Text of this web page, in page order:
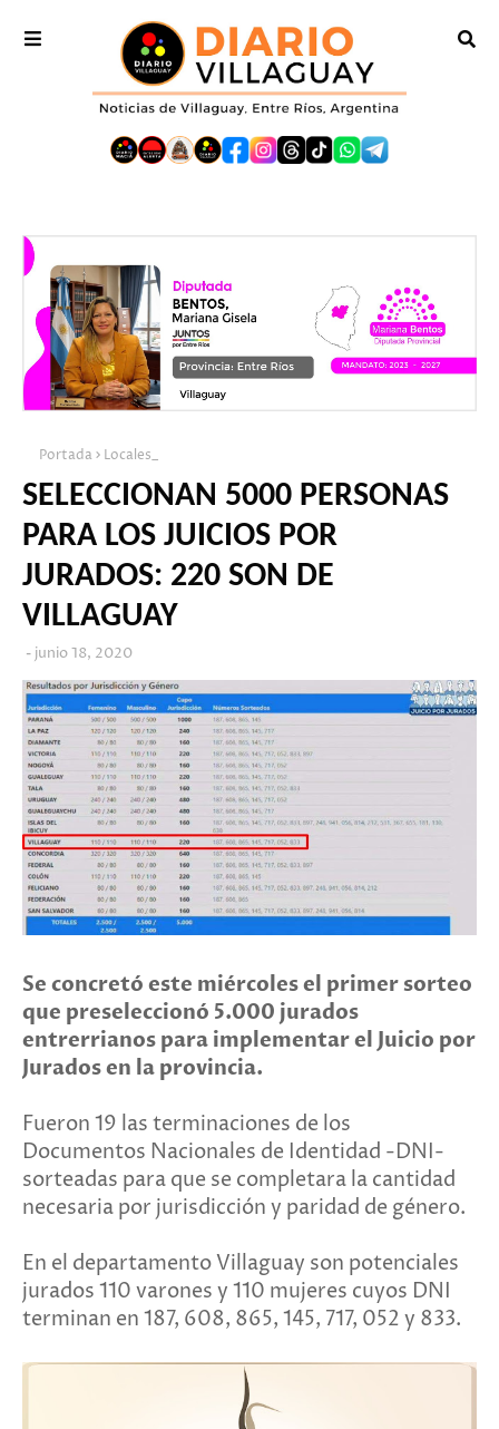
Portada Locales_
SELECCIONAN 5000 PERSONAS
PARA LOS JUICIOS POR
JURADOS: 220 SON DE
VILLAGUAY
junio 18, 2020
Se concretó este miércoles el primer sorteo
que preseleccionó 5.000 jurados
entrerrianos para implementar el Juicio por
Jurados en la provincia.
Fueron 19 las terminaciones de los
Documentos Nacionales de Identidad -DNI-
sorteadas para que se completara la cantidad
necesaria por jurisdicción y paridad de género.
En el departamento Villaguay son potenciales
jurados 110 varones y 110 mujeres cuyos DNI
terminan en 187, 608, 865, 145, 717, 052 y 833.